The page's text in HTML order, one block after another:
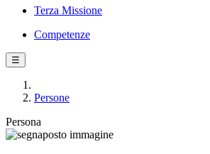
Terza Missione
Competenze
☰
Persone
Persona